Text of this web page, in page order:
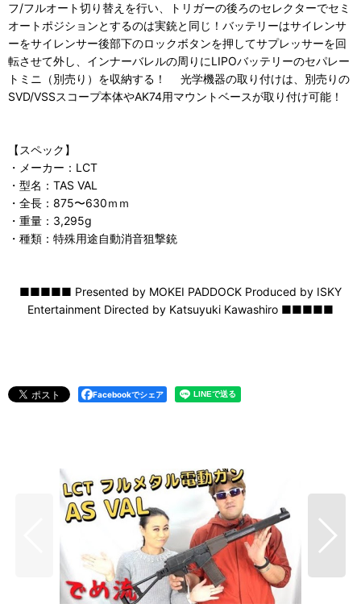
フ/フルオート切り替えを行い、トリガーの後ろのセレクターでセミ
オートポジションとするのは実銃と同じ！バッテリーはサイレンサ
ーをサイレンサー後部下のロックボタンを押してサプレッサーを回
転させて外し、インナーバレルの周りにLIPOバッテリーのセパレー
トミニ（別売り）を収納する！ 光学機器の取り付けは、別売りの
SVD/VSSスコープ本体やAK74用マウントベースが取り付け可能！
【スペック】
・メーカー：LCT
・型名：TAS VAL
・全長：875〜630ｍｍ
・重量：3,295g
・種類：特殊用途自動消音狙撃銃
■■■■■ Presented by MOKEI PADDOCK Produced by ISKY
Entertainment Directed by Katsuyuki Kawashiro ■■■■■
Facebookでシェア